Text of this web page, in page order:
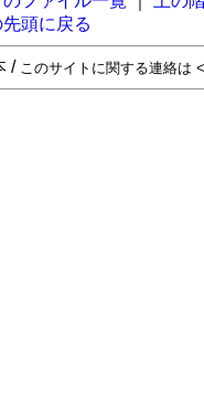
頭に戻る
/ このサイトに関する連絡は